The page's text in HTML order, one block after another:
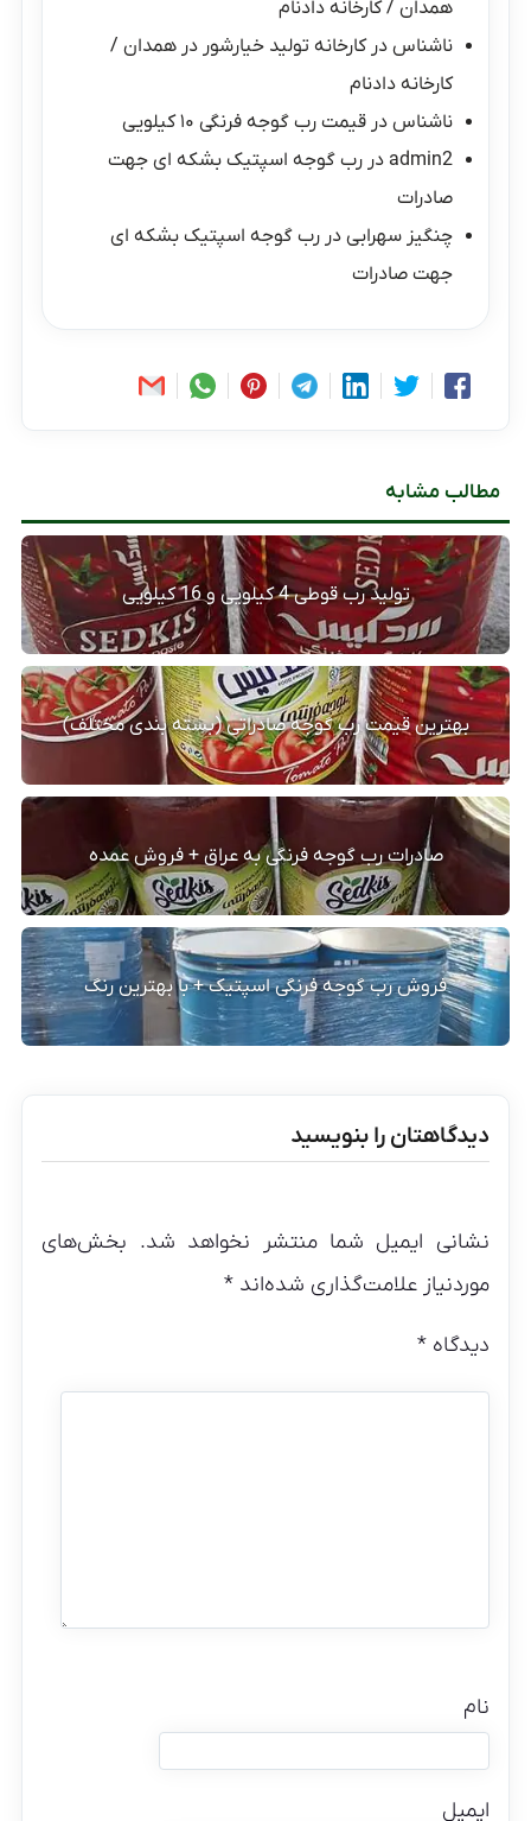
همدان / کارخانه دادنام
ناشناس درکارخانه تولید خیارشور در همدان /
کارخانه دادنام
ناشناس درقیمت رب گوجه فرنگی ۱۰ کیلویی
admin2 دررب گوجه اسپتیک بشکه ای جهت
صادرات
چنگیز سهرابی دررب گوجه اسپتیک بشکه ای
جهت صادرات
مطالب مشابه
تولید رب قوطی 4 کیلویی و 16 کیلویی
بهترین قیمت رب گوجه صادراتی (بسته بندی مختلف)
صادرات رب گوجه فرنگی به عراق + فروش عمده
فروش رب گوجه فرنگی اسپتیک + با بهترین رنگ
دیدگاهتان را بنویسید
نشانی ایمیل شما منتشر نخواهد شد. بخش‌های
موردنیاز علامت‌گذاری شده‌اند*
دیدگاه*
نام
ایمیل